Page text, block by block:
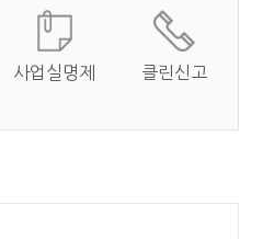
사업실명제 클린신고